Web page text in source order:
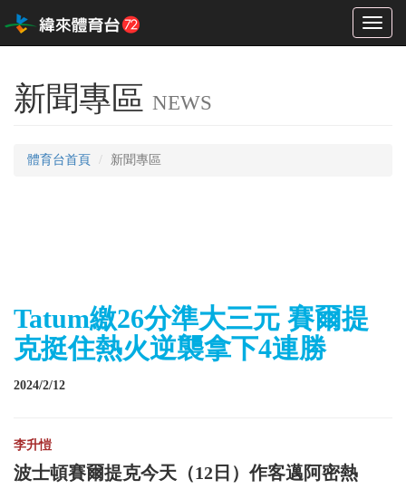
Toggle
新聞專區 NEWS
體育台首頁 新聞專區
Tatum繳26分準大三元 賽爾提
克挺住熱火逆襲拿下4連勝
2024/2/12
李升愷
波士頓賽爾提克今天（12日）作客邁阿密熱